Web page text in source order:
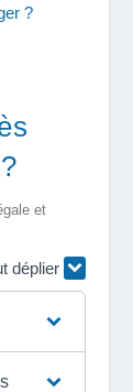
?
et
déplier